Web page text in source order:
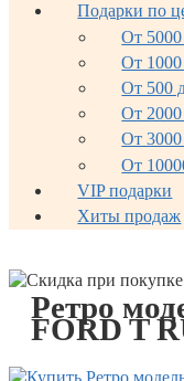
Подарки по
От
От
От 500
От
От
От
VIP подарки
Хиты продаж
Ретро
FORD T